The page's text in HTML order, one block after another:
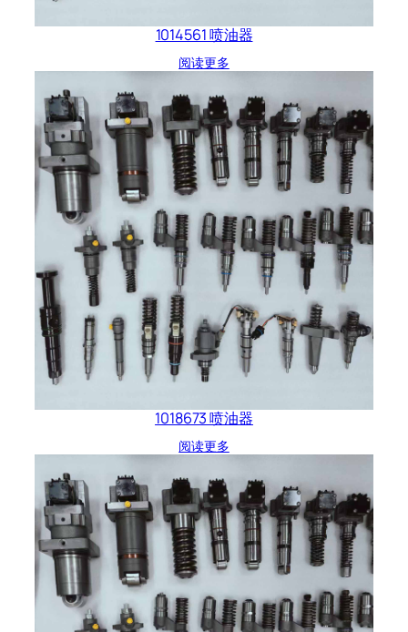
1014561 喷油器
阅读更多
1018673 喷油器
阅读更多